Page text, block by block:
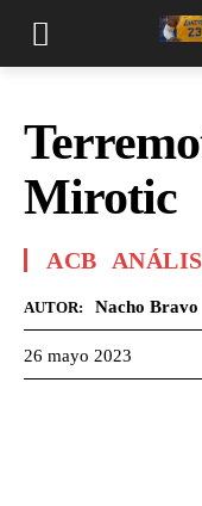
Mirotic
ACB
AUTOR: Nacho Bravo
26 mayo 2023